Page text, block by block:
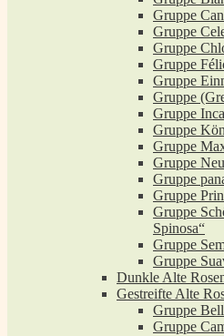
Gruppe
Gruppe
Gruppe
Gruppe
Gruppe
Gruppe
Gruppe
Gruppe
Gruppe
Gruppe
Gruppe
Gruppe
Gruppe
Spinosa“
Gruppe
Gruppe
Dunkle Alte
Gestreifte Alte
Gruppe
Gruppe